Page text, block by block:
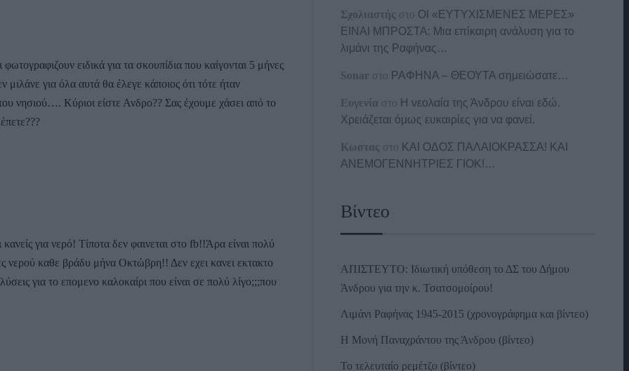
ειδικά για τα σκουπίδια που καίγονται 5 μήνες
για όλα αυτά θα έλεγε κάποιος ότι τότε ήταν
νησιού…. Κύριοι είστε Ανδρο?? Σας έχουμε χάσει από το
για νερό! Τίποτα δεν φαινεται στο fb!!Άρα είναι πολύ
νερού καθε βράδυ μήνα Οκτώβρη!! Δεν εχει κανει εκτακτο
για το επομενο καλοκαίρι που είναι σε πολύ λίγο;;;που
Σχολιαστής στο ΟΙ «ΕΥΤΥΧΙΣΜΕΝΕΣ ΜΕΡΕΣ»
ΕΙΝΑΙ ΜΠΡΟΣΤΑ: Μια επίκαιρη ανάλυση για το
λιμάνι της Ραφήνας…
Sonar στο ΡΑΦΗΝΑ – ΘΕΟΥΤΑ σημειώσατε…
Ευγενία στο Η νεολαία της Άνδρου είναι εδώ.
Χρειάζεται όμως ευκαιρίες για να φανεί.
Κωστας στο ΚΑΙ ΟΔΟΣ ΠΑΛΑIΟΚΡΑΣΣΑ! ΚΑΙ
ΑΝΕΜΟΓΕΝΝΗΤΡΙΕΣ ΓΙΟΚ!…
Βίντεο
ΑΠΙΣΤΕΥΤΟ: Ιδιωτική υπόθεση το ΔΣ του Δήμου
Άνδρου για την κ. Τσατσομοίρου!
Λιμάνι Ραφήνας 1945-2015 (χρονογράφημα και βίντεο)
Η Μονή Παναχράντου της Άνδρου (βίντεο)
Το τελευταίο ρεμέτζο (βίντεο)